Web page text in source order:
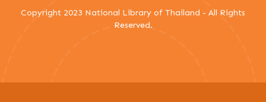
Copyright 2023 National Library of Thailand - All Rights
Reserved.